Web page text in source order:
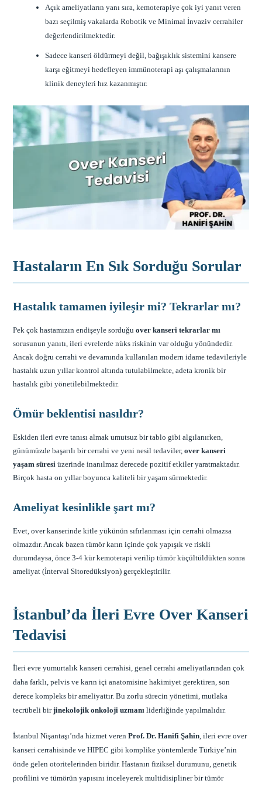
Açık ameliyatların yanı sıra, kemoterapiye çok iyi yanıt veren
bazı seçilmiş vakalarda Robotik ve Minimal İnvaziv cerrahiler
değerlendirilmektedir.
Sadece kanseri öldürmeyi değil, bağışıklık sistemini kansere
karşı eğitmeyi hedefleyen immünoterapi aşı çalışmalarının
klinik deneyleri hız kazanmıştır.
Hastaların En Sık Sorduğu Sorular
Hastalık tamamen iyileşir mi? Tekrarlar mı?
Pek çok hastamızın endişeyle sorduğuover kanseri tekrarlar mı
sorusunun yanıtı, ileri evrelerde nüks riskinin var olduğu yönündedir.
Ancak doğru cerrahi ve devamında kullanılan modern idame tedavileriyle
hastalık uzun yıllar kontrol altında tutulabilmekte, adeta kronik bir
hastalık gibi yönetilebilmektedir.
Ömür beklentisi nasıldır?
Eskiden ileri evre tanısı almak umutsuz bir tablo gibi algılanırken,
günümüzde başarılı bir cerrahi ve yeni nesil tedaviler,over kanseri
yaşam süresi üzerinde inanılmaz derecede pozitif etkiler yaratmaktadır.
Birçok hasta on yıllar boyunca kaliteli bir yaşam sürmektedir.
Ameliyat kesinlikle şart mı?
Evet, over kanserinde kitle yükünün sıfırlanması için cerrahi olmazsa
olmazdır. Ancak bazen tümör karın içinde çok yapışık ve riskli
durumdaysa, önce 3-4 kür kemoterapi verilip tümör küçültüldükten sonra
ameliyat (İnterval Sitoredüksiyon) gerçekleştirilir.
İstanbul’da İleri Evre Over Kanseri
Tedavisi
İleri evre yumurtalık kanseri cerrahisi, genel cerrahi ameliyatlarından çok
daha farklı, pelvis ve karın içi anatomisine hakimiyet gerektiren, son
derece kompleks bir ameliyattır. Bu zorlu sürecin yönetimi, mutlaka
tecrübeli birjinekolojik onkoloji uzmanı liderliğinde yapılmalıdır.
İstanbul Nişantaşı’nda hizmet verenProf. Dr. Hanifi Şahin , ileri evre over
kanseri cerrahisinde ve HIPEC gibi komplike yöntemlerde Türkiye’nin
önde gelen otoritelerinden biridir. Hastanın fiziksel durumunu, genetik
profilini ve tümörün yapısını inceleyerek multidisipliner bir tümör